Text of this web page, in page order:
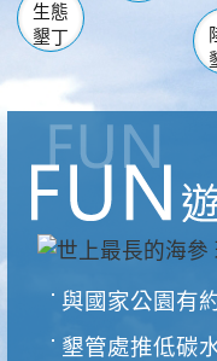
生態
墾丁
與國家公園有
墾管處推低碳水